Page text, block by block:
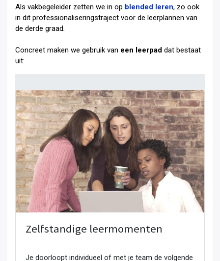
Als vakbegeleider zetten we in op blended leren, zo ook
in dit professionaliseringstraject voor de leerplannen van
de derde graad
Concreet maken we gebruik van een leerpad dat bestaat
uit:
Zelfstandige leermomenten
Je doorloopt individueel of met je team de volgende